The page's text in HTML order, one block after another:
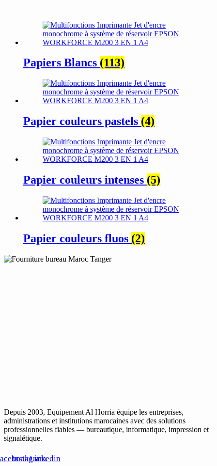
Papiers Blancs (113)
Papier couleurs pastels (4)
Papier couleurs intenses (5)
Papier couleurs fluos (2)
Depuis 2003, Equipement Al Horria équipe les entreprises,
administrations et institutions marocaines avec des solutions
professionnelles fiables — bureautique, informatique, impression et
signalétique.
InstagramLinkedin